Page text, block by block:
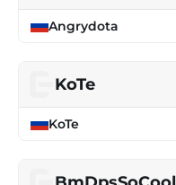
Angrydota
KoTe
KoTe